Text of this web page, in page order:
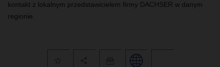
kontakt z lokalnym przedstawicielem firmy DACHSER w danym
regionie.